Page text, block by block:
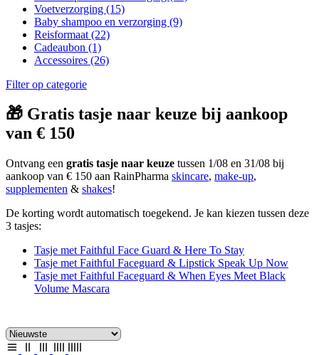
Voetverzorging (15)
Baby shampoo en verzorging (9)
Reisformaat (22)
Cadeaubon (1)
Accessoires (26)
Filter op categorie
🎁 Gratis tasje naar keuze bij aankoop
van € 150
Ontvang een gratis tasje naar keuze tussen 1/08 en 31/08 bij
aankoop van € 150 aan RainPharma skincare, make-up,
supplementen & shakes!
De korting wordt automatisch toegekend. Je kan kiezen tussen deze
3 tasjes:
Tasje met Faithful Face Guard & Here To Stay
Tasje met Faithful Faceguard & Lipstick Speak Up Now
Tasje met Faithful Faceguard & When Eyes Meet Black
Volume Mascara